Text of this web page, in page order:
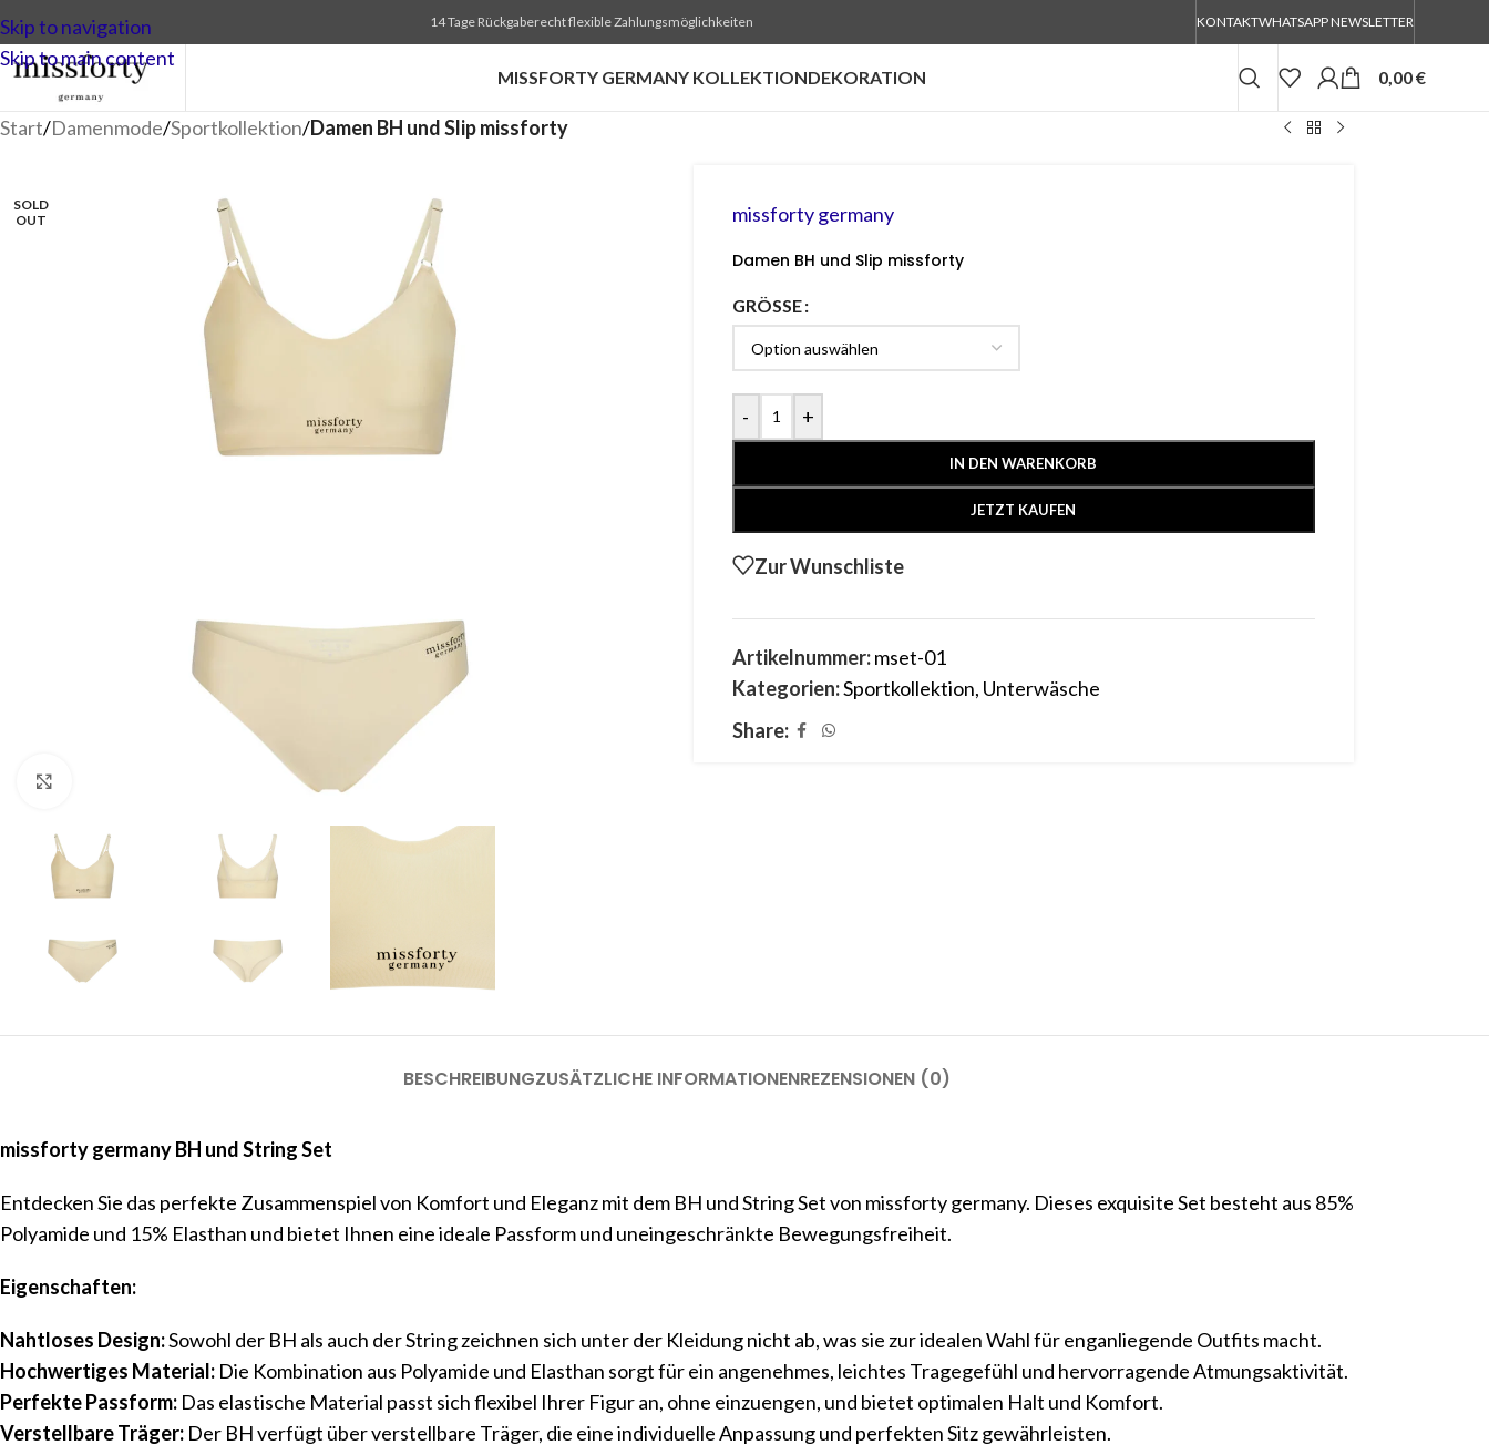
Skip to navigation
Skip to main content
14 Tage Rückgaberecht flexible Zahlungsmöglichkeiten KONTAKTWHATSAPP NEWSLETTER
MISSFORTY GERMANY KOLLEKTIONDEKORATION 0,00€
Start/Damenmode/Sportkollektion/Damen BH und Slip missforty
SOLD
OUT
missforty germany
Damen BH und Slip missforty
GRÖSSE
- +
IN DEN WARENKORB
JETZT KAUFEN
Zur Wunschliste
Artikelnummer:mset-01
Kategorien:Sportkollektion, Unterwäsche
Share:
BESCHREIBUNGZUSÄTZLICHE INFORMATIONENREZENSIONEN (0)
missforty germany BH und String Set
Entdecken Sie das perfekte Zusammenspiel von Komfort und Eleganz mit dem BH und String Set von missforty germany. Dieses exquisite Set besteht aus 85%
Polyamide und 15% Elasthan und bietet Ihnen eine ideale Passform und uneingeschränkte Bewegungsfreiheit.
Eigenschaften:
Nahtloses Design:Sowohl der BH als auch der String zeichnen sich unter der Kleidung nicht ab, was sie zur idealen Wahl für enganliegende Outfits macht.
Hochwertiges Material: Die Kombination aus Polyamide und Elasthan sorgt für ein angenehmes, leichtes Tragegefühl und hervorragende Atmungsaktivität.
Perfekte Passform: Das elastische Material passt sich flexibel Ihrer Figur an, ohne einzuengen, und bietet optimalen Halt und Komfort.
Verstellbare Träger: Der BH verfügt über verstellbare Träger, die eine individuelle Anpassung und perfekten Sitz gewährleisten.